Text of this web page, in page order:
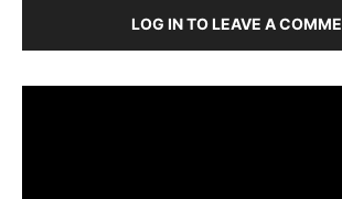
LOG IN TO LEAVE A